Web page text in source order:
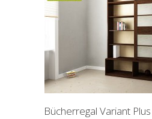
Bücherregal Variant